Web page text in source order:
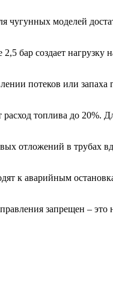
моделей
бар создает нагрузку
потеков или запаха
топлива до 20%.
отложений в трубах
к аварийным
запрещен – это